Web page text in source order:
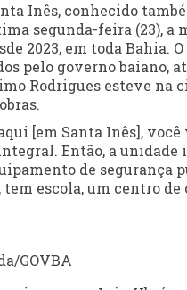
Inês, conhecido
segunda-feira (23),
2023, em toda
pelo governo baiano,
Rodrigues esteve na
aqui [em Santa Inês],
Então, a
de segurança
escola, um centro
GOVBA